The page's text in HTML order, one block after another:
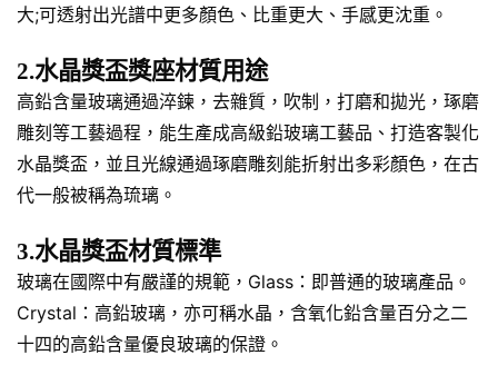
大;可透射出光譜中更多顏色、比重更大、手感更沈重。
2.水晶獎盃獎座材質用途
高鉛含量玻璃通過淬鍊，去雜質，吹制，打磨和拋光，琢磨
雕刻等工藝過程，能生產成高級鉛玻璃工藝品、打造客製化
水晶獎盃，並且光線通過琢磨雕刻能折射出多彩顏色，在古
代一般被稱為琉璃。
3.水晶獎盃材質標準
玻璃在國際中有嚴謹的規範，Glass：即普通的玻璃產品。
Crystal：高鉛玻璃，亦可稱水晶，含氧化鉛含量百分之二
十四的高鉛含量優良玻璃的保證。